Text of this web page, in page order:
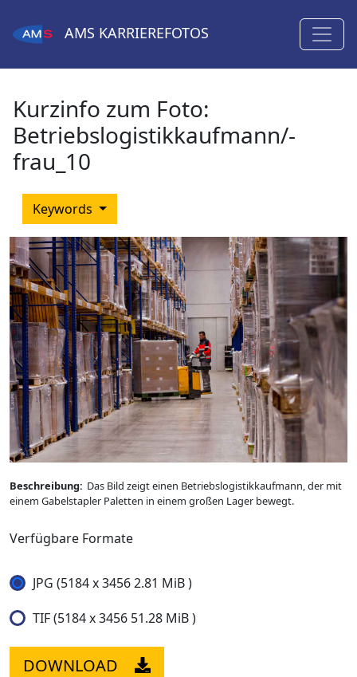
AMS KARRIEREFOTOS
Kurzinfo zum Foto:
Betriebslogistikkaufmann/-
frau_10
Keywords
Beschreibung: Das Bild zeigt einen Betriebslogistikkaufmann, der mit
einem Gabelstapler Paletten in einem großen Lager bewegt.
Verfügbare Formate
JPG (5184 x 3456 2.81 MiB )
TIF (5184 x 3456 51.28 MiB )
DOWNLOAD